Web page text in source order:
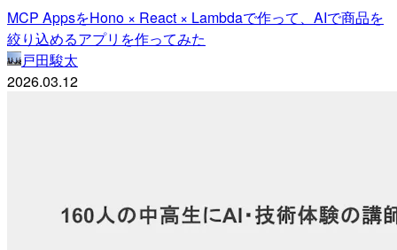
MCP AppsをHono × React × Lambdaで作って、AIで商品を
絞り込めるアプリを作ってみた
戸田駿太
2026.03.12